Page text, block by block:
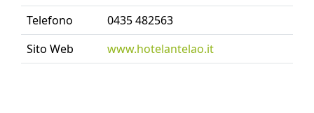
Telefono
0435 482563
Sito Web
www.hotelantelao.it